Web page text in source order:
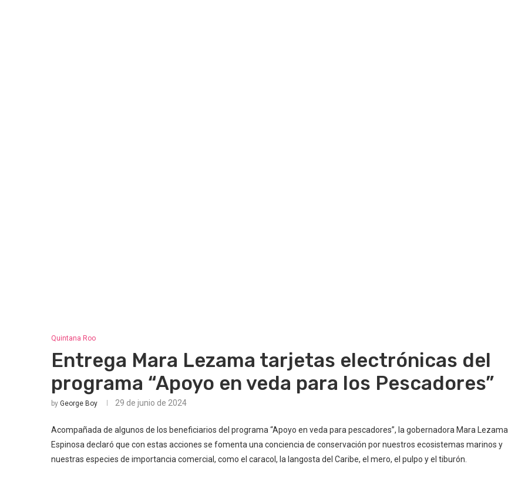
Quintana Roo
Entrega Mara Lezama tarjetas electrónicas del
programa “Apoyo en veda para los Pescadores”
by George Boy 29 de junio de 2024
Acompañada de algunos de los beneficiarios del programa “Apoyo en veda para pescadores”, la gobernadora Mara Lezama
Espinosa declaró que con estas acciones se fomenta una conciencia de conservación por nuestros ecosistemas marinos y
nuestras especies de importancia comercial, como el caracol, la langosta del Caribe, el mero, el pulpo y el tiburón.